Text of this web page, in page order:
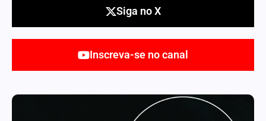
Siga no X
Inscreva-se no canal